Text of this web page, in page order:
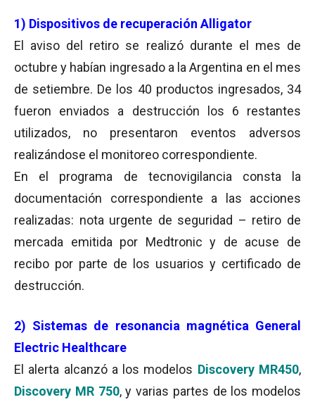
1) Dispositivos de recuperación Alligator
El aviso del retiro se realizó durante el mes de
octubre y habían ingresado a la Argentina en el mes
de setiembre. De los 40 productos ingresados, 34
fueron enviados a destrucción los 6 restantes
utilizados, no presentaron eventos adversos
realizándose el monitoreo correspondiente.
En el programa de tecnovigilancia consta la
documentación correspondiente a las acciones
realizadas: nota urgente de seguridad – retiro de
mercada emitida por Medtronic y de acuse de
recibo por parte de los usuarios y certificado de
destrucción.
2) Sistemas de resonancia magnética General
Electric Healthcare
El alerta alcanzó a los modelos Discovery MR450,
Discovery MR 750, y varias partes de los modelos